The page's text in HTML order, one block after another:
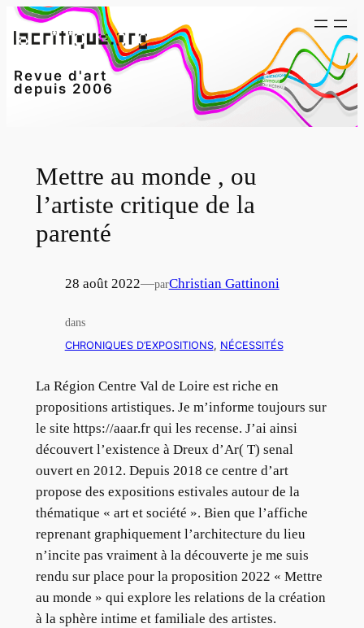
Aller
au
Revue d'art
depuis 2006
Mettre au monde , ou
l’artiste critique de la
parenté
28 août 2022—parChristian Gattinoni
dans
CHRONIQUES D’EXPOSITIONS, NÉCESSITÉS
La Région Centre Val de Loire est riche en
propositions artistiques. Je m’informe toujours sur
le site https://aaar.fr qui les recense. J’ai ainsi
découvert l’existence à Dreux d’Ar( T) senal
ouvert en 2012. Depuis 2018 ce centre d’art
propose des expositions estivales autour de la
thématique « art et société ». Bien que l’affiche
reprenant graphiquement l’architecture du lieu
n’incite pas vraiment à la découverte je me suis
rendu sur place pour la proposition 2022 « Mettre
au monde » qui explore les relations de la création
à la sphère intime et familiale des artistes.